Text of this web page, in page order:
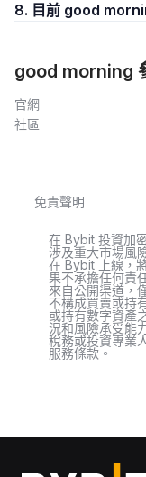
8. 目前 good
good morning
官網
社區
免責聲明
在 Bybit 投資加
涉及重大市場風
在 Bybit 上線，
果不承擔任何責
來自公開渠道，
不構成買賣或持
或持有數字資產
況和風險承受能
稅務或投資專業
服務條款。